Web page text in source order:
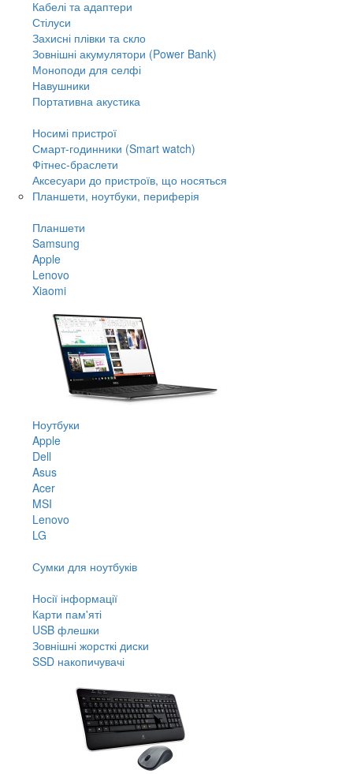
Кабелі та адаптери
Стілуси
Захисні плівки та скло
Зовнішні акумулятори (Power Bank)
Моноподи для селфі
Навушники
Портативна акустика
Носимі пристрої
Смарт-годинники (Smart watch)
Фітнес-браслети
Аксесуари до пристроїв, що носяться
Планшети, ноутбуки, периферія
Планшети
Samsung
Apple
Lenovo
Xiaomi
Ноутбуки
Apple
Dell
Asus
Acer
MSI
Lenovo
LG
Сумки для ноутбуків
Носії інформації
Карти пам'яті
USB флешки
Зовнішні жорсткі диски
SSD накопичувачі